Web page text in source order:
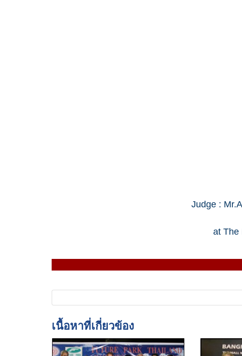
Judge :
at The
เนื้อหาที่เกี่ยวข้อง